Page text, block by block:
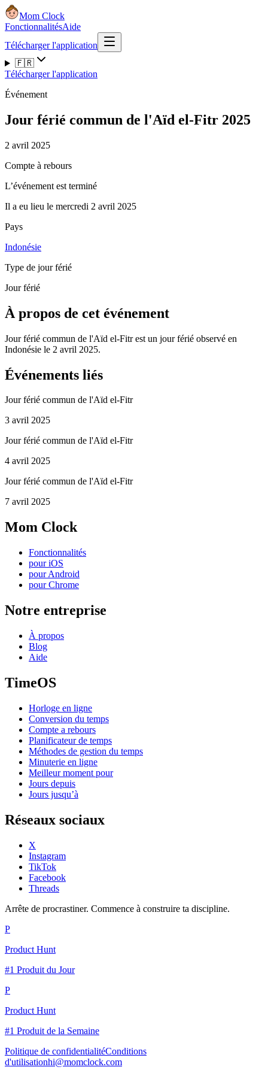
Mom Clock
FonctionnalitésAide
Télécharger l'application
🇫🇷
Télécharger l'application
Événement
Jour férié commun de l'Aïd el-Fitr 2025
2 avril 2025
Compte à rebours
L’événement est terminé
Il a eu lieu le mercredi 2 avril 2025
Pays
Indonésie
Type de jour férié
Jour férié
À propos de cet événement
Jour férié commun de l'Aïd el-Fitr est un jour férié observé en
Indonésie le 2 avril 2025.
Événements liés
Jour férié commun de l'Aïd el-Fitr
3 avril 2025
Jour férié commun de l'Aïd el-Fitr
4 avril 2025
Jour férié commun de l'Aïd el-Fitr
7 avril 2025
Mom Clock
Fonctionnalités
pour iOS
pour Android
pour Chrome
Notre entreprise
À propos
Blog
Aide
TimeOS
Horloge en ligne
Conversion du temps
Compte a rebours
Planificateur de temps
Méthodes de gestion du temps
Minuterie en ligne
Meilleur moment pour
Jours depuis
Jours jusqu’à
Réseaux sociaux
X
Instagram
TikTok
Facebook
Threads
Arrête de procrastiner. Commence à construire ta discipline.
P
Product Hunt
#1 Produit du Jour
P
Product Hunt
#1 Produit de la Semaine
Politique de confidentialitéConditions
d'utilisationhi@momclock.com